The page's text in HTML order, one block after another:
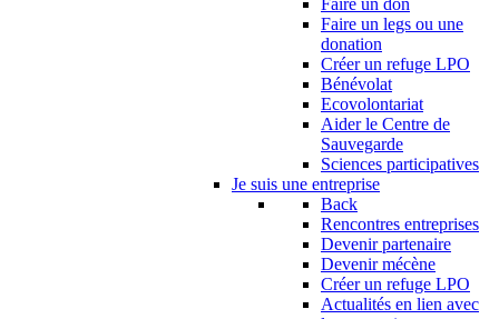
Faire un don
Faire un legs ou une
donation
Créer un refuge LPO
Bénévolat
Ecovolontariat
Aider le Centre de
Sauvegarde
Sciences participatives
Je suis une entreprise
Back
Rencontres entreprises
Devenir partenaire
Devenir mécène
Créer un refuge LPO
Actualités en lien avec